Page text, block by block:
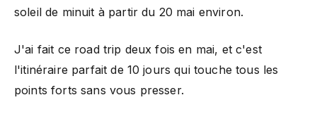
soleil de minuit à partir du 20 mai environ.
J'ai fait ce road trip deux fois en mai, et c'est
l'itinéraire parfait de 10 jours qui touche tous les
points forts sans vous presser.